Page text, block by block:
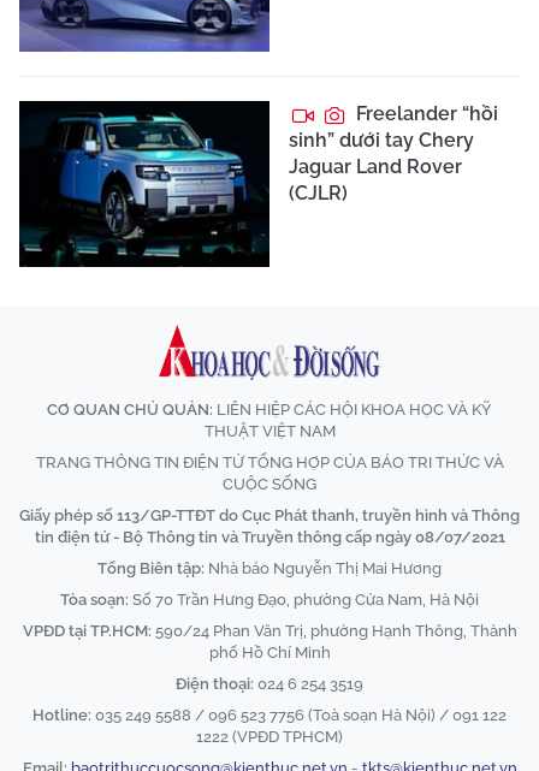
Freelander “hồi
sinh” dưới tay Chery
Jaguar Land Rover
(CJLR)
CƠ QUAN CHỦ QUẢN: LIÊN HIỆP CÁC HỘI KHOA HỌC VÀ KỸ
THUẬT VIỆT NAM
TRANG THÔNG TIN ĐIỆN TỬ TỔNG HỢP CỦA BÁO TRI THỨC VÀ
CUỘC SỐNG
Giấy phép số 113/GP-TTĐT do Cục Phát thanh, truyền hình và Thông
tin điện tử - Bộ Thông tin và Truyền thông cấp ngày 08/07/2021
Tổng Biên tập: Nhà báo Nguyễn Thị Mai Hương
Tòa soạn: Số 70 Trần Hưng Đạo, phường Cửa Nam, Hà Nội
VPĐD tại TP.HCM: 590/24 Phan Văn Trị, phường Hạnh Thông, Thành
phố Hồ Chí Minh
Điện thoại: 024 6 254 3519
Hotline: 035 249 5588 / 096 523 7756 (Toà soạn Hà Nội) / 091 122
1222 (VPĐD TPHCM)